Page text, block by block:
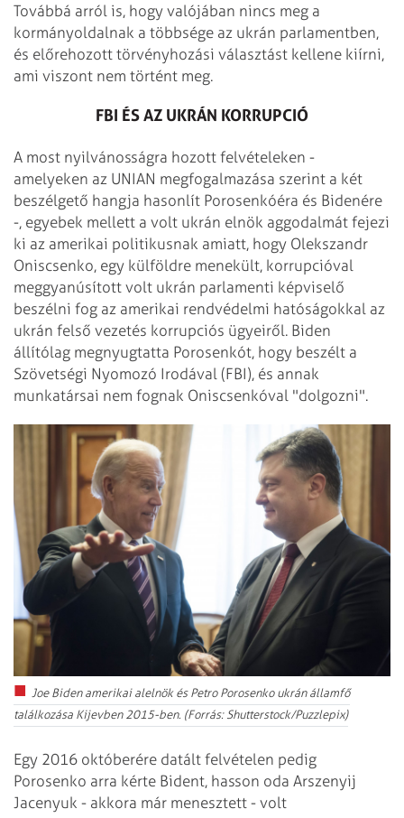
Továbbá arról is, hogy valójában nincs meg a
kormányoldalnak a többsége az ukrán parlamentben,
és előrehozott törvényhozási választást kellene kiírni,
ami viszont nem történt meg.
FBI ÉS AZ UKRÁN KORRUPCIÓ
A most nyilvánosságra hozott felvételeken -
amelyeken az UNIAN megfogalmazása szerint a két
beszélgető hangja hasonlít Porosenkóéra és Bidenére
-, egyebek mellett a volt ukrán elnök aggodalmát fejezi
ki az amerikai politikusnak amiatt, hogy Olekszandr
Oniscsenko, egy külföldre menekült, korrupcióval
meggyanúsított volt ukrán parlamenti képviselő
beszélni fog az amerikai rendvédelmi hatóságokkal az
ukrán felső vezetés korrupciós ügyeiről. Biden
állítólag megnyugtatta Porosenkót, hogy beszélt a
Szövetségi Nyomozó Irodával (FBI), és annak
munkatársai nem fognak Oniscsenkóval "dolgozni".
Joe Biden amerikai alelnök és Petro Porosenko ukrán államfő
találkozása Kijevben 2015-ben. (Forrás: Shutterstock/Puzzlepix)
Egy 2016 októberére datált felvételen pedig
Porosenko arra kérte Bident, hasson oda Arszenyij
Jacenyuk - akkora már menesztett - volt